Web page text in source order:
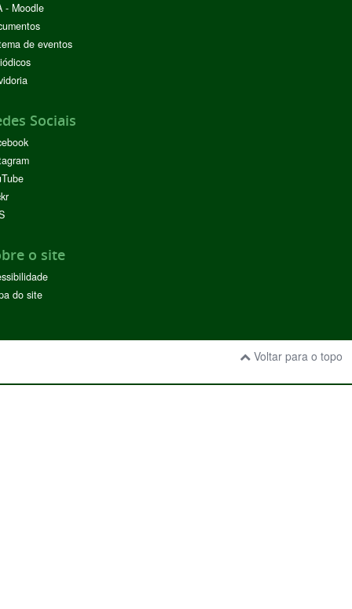
- Moodle
de eventos
Sociais
o site
do site
Voltar para o topo